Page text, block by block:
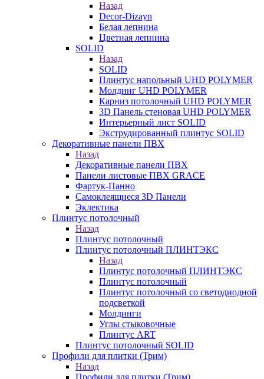
Назад
Decor-Dizayn
Белая лепнина
Цветная лепнина
SOLID
Назад
SOLID
Плинтус напольный UHD POLYMER
Молдинг UHD POLYMER
Карниз потолочный UHD POLYMER
3D Панель стеновая UHD POLYMER
Интерьерный лист SOLID
Экструдированный плинтус SOLID
Декоративные панели ПВХ
Назад
Декоративные панели ПВХ
Панели листовые ПВХ GRACE
Фартук-Панно
Самоклеящиеся 3D Панели
Эклектика
Плинтус потолочный
Назад
Плинтус потолочный
Плинтус потолочный ПЛИНТЭКС
Назад
Плинтус потолочный ПЛИНТЭКС
Плинтус потолочный
Плинтус потолочный со светодиодной
подсветкой
Молдинги
Углы стыковочные
Плинтус ART
Плинтус потолочный SOLID
Профили для плитки (Трим)
Назад
Профили для плитки (Трим)